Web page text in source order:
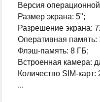
Версия
Размер экрана: 5";
Разрешение экрана:
Оперативная память:
Флэш-память: 8 ГБ;
Встроенная камера:
Количество SIM-карт:
...